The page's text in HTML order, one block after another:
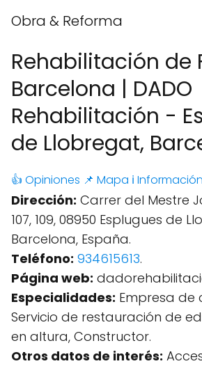
Obra & Reforma
Rehabilitación de
Barcelona | DADO
Rehabilitación -
de Llobregat,
👍 Opiniones 📌 Mapa ℹ️ Información
Dirección: Carrer del Mestre
107, 109, 08950 Esplugues de
Barcelona, España.
Teléfono: 934615613.
Página web:
Especialidades: Empresa de
Servicio de restauración de
en altura, Constructor.
Otros datos de interés: